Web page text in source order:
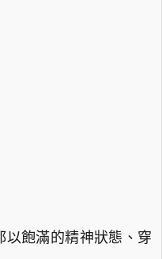
以飽滿的精神狀態、穿